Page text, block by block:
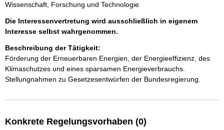
Wissenschaft, Forschung und Technologie
Die Interessenvertretung wird ausschließlich in eigenem
Interesse selbst wahrgenommen.
Beschreibung der Tätigkeit:
Förderung der Erneuerbaren Energien, der Energieeffizienz, des
Klimaschutzes und eines sparsamen Energieverbrauchs.
Stellungnahmen zu Gesetzesentwürfen der Bundesregierung.
Konkrete Regelungsvorhaben (0)